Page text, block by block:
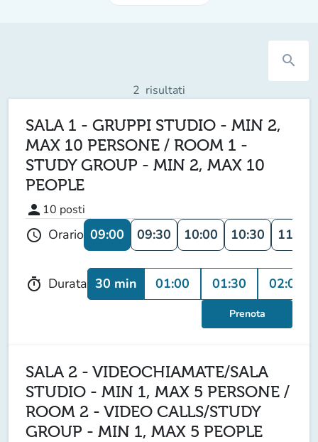
search
2 risultati
SALA 1 - GRUPPI STUDIO - MIN 2,
MAX 10 PERSONE / ROOM 1 -
STUDY GROUP - MIN 2, MAX 10
PEOPLE
person 10 posti
schedule Orario 09:00 09:30 10:00 10:30 11:00
timer Durata 30 min 01:00 01:30 02:00
Prenota
SALA 2 - VIDEOCHIAMATE/SALA
STUDIO - MIN 1, MAX 5 PERSONE /
ROOM 2 - VIDEO CALLS/STUDY
GROUP - MIN 1, MAX 5 PEOPLE